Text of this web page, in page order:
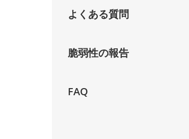
よくある質問
脆弱性の報告
FAQ